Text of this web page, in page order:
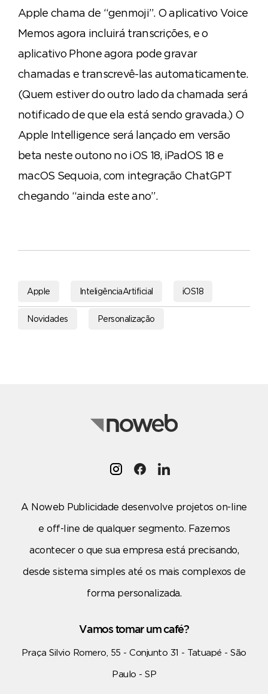
Apple chama de “genmoji”. O aplicativo Voice
Memos agora incluirá transcrições, e o
aplicativo Phone agora pode gravar
chamadas e transcrevê-las automaticamente.
(Quem estiver do outro lado da chamada será
notificado de que ela está sendo gravada.) O
Apple Intelligence será lançado em versão
beta neste outono no iOS 18, iPadOS 18 e
macOS Sequoia, com integração ChatGPT
chegando “ainda este ano”.
Apple InteligênciaArtificial iOS18
Novidades Personalização
A Noweb Publicidade desenvolve projetos on-line
e off-line de qualquer segmento. Fazemos
acontecer o que sua empresa está precisando,
desde sistema simples até os mais complexos de
forma personalizada.
Vamos tomar um café?
Praça Silvio Romero, 55 - Conjunto 31 - Tatuapé - São
Paulo - SP